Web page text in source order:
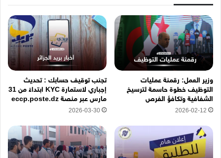
ت
ر
و
ن
ي
ن
ا
وزير العمل: رقمنة عمليات
التوظيف خطوة حاسمة لترسيخ
الشفافية وتكافؤ الفرص
2026-02-12
تجنب توقيف حسابك : تحديث
إجباري لاستمارة KYC ابتداءً من 31
مارس عبر منصة eccp.poste.dz
2026-03-30